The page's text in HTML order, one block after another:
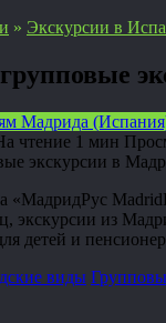
» Экскурсии в
Мадрида
чтение 1 мин
экскурсии в
«МадридРус
экскурсии из
детей и
виды